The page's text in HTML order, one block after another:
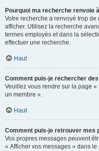
Pourquoi ma recherche renvoie
Votre recherche a renvoyé trop
afficher. Utilisez la recherche
termes employés et dans la
effectuer une recherche.
Haut
Comment puis-je rechercher
Veuillez vous rendre sur la page
un membre ».
Haut
Comment puis-je retrouver mes
Vos propres messages peuvent
« Afficher vos messages » dans